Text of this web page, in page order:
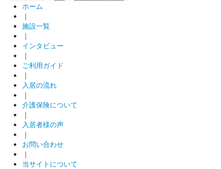
ホーム
｜
施設一覧
｜
インタビュー
｜
ご利用ガイド
｜
入居の流れ
｜
介護保険について
｜
入居者様の声
｜
お問い合わせ
｜
当サイトについて